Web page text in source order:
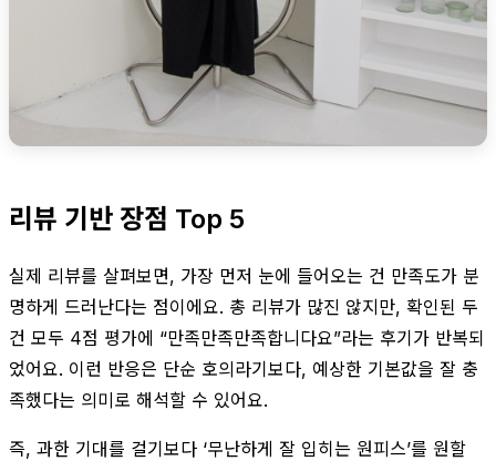
리뷰 기반 장점 Top 5
실제 리뷰를 살펴보면, 가장 먼저 눈에 들어오는 건 만족도가 분
명하게 드러난다는 점이에요. 총 리뷰가 많진 않지만, 확인된 두
건 모두 4점 평가에 “만족만족만족합니다요”라는 후기가 반복되
었어요. 이런 반응은 단순 호의라기보다, 예상한 기본값을 잘 충
족했다는 의미로 해석할 수 있어요.
즉, 과한 기대를 걸기보다 ‘무난하게 잘 입히는 원피스’를 원할